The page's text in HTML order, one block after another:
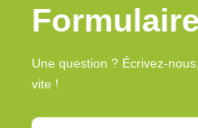
Une question ? Écrivez-
vite !